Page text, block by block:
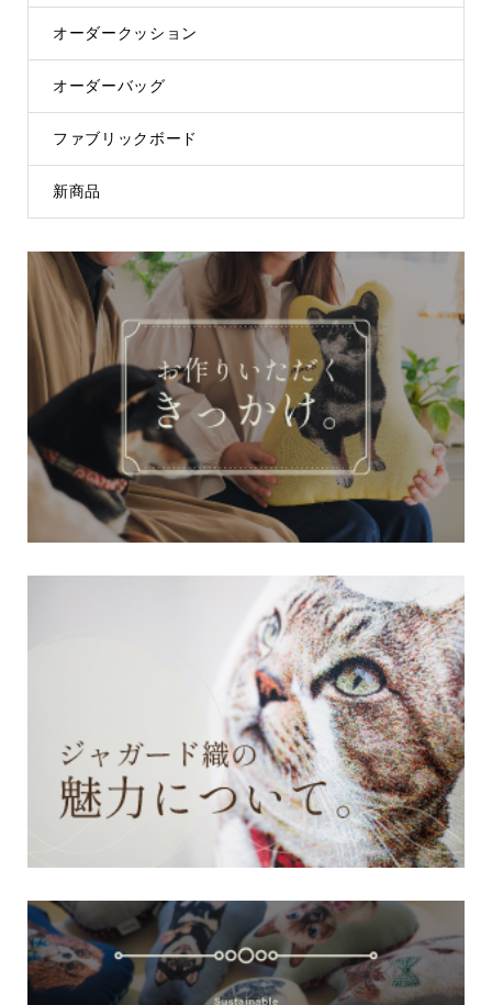
オーダークッション
オーダーバッグ
ファブリックボード
新商品